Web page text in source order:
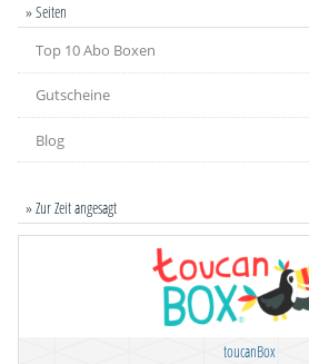
» Seiten
Top 10 Abo Boxen
Gutscheine
Blog
» Zur Zeit angesagt
toucanBox